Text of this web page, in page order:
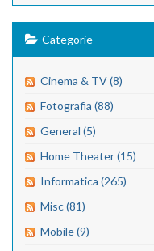
Categorie
Cinema & TV (8)
Fotografia (88)
General (5)
Home Theater (15)
Informatica (265)
Misc (81)
Mobile (9)